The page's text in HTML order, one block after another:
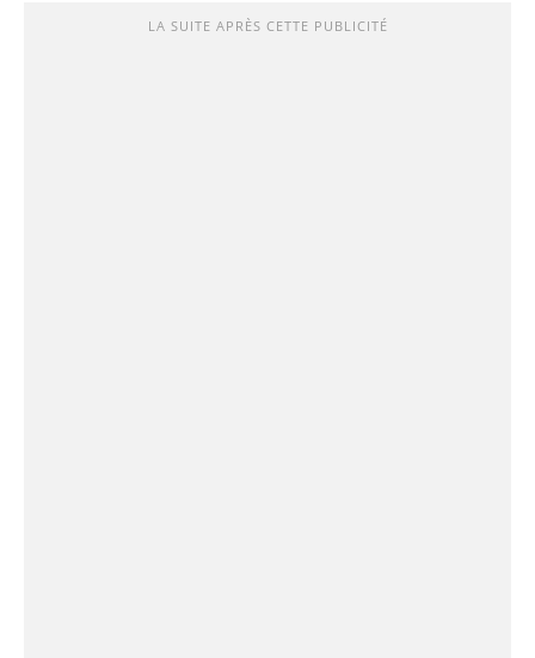
LA SUITE APRÈS CETTE PUBLICITÉ